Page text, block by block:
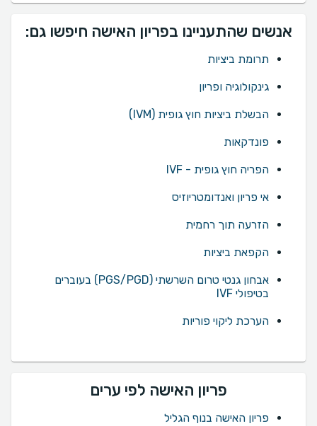
אנשים שהתעניינו בפריון האישה חיפשו גם:
תרומת ביציות
גינקולוגיה ופריון
הבשלת ביציות חוץ גופית (IVM)
פונדקאות
הפריה חוץ גופית - IVF
אי פריון ואנדומטריוזיס
הזרעה תוך רחמית
הקפאת ביציות
אבחון גנטי טרום השרשתי (PGS/PGD) בעוברים
בטיפולי IVF
הערכת ליקוי פוריות
פריון האישה לפי ערים
פריון האישה בנוף הגליל